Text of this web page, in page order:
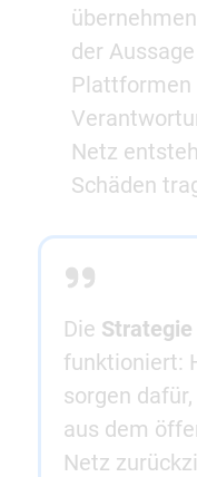
der
Plattformen
Netz
Schäden
Die
funktioniert:
sorgen
aus dem
Netz